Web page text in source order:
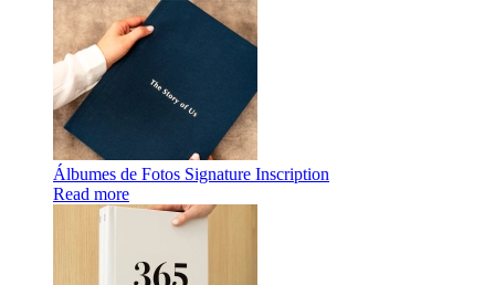
Álbumes de Fotos Signature Inscription
Read more